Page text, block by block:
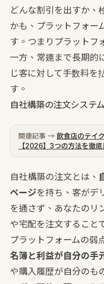
どんな割引を出すか、
かも、プラットフォー
す。つまりプラットフ
一方、常連まで長期的
じ客に対して手数料を
す。
自社構築の注文システ
関連記事 → 飲食店のテイ
【2026】3つの方法を徹
自社構築の注文とは、
ページを持ち、客がデ
を通さず、あなたのリ
や宅配を注文すること
プラットフォームの弱
名簿と利益が自分の手
や購入履歴が自分のも